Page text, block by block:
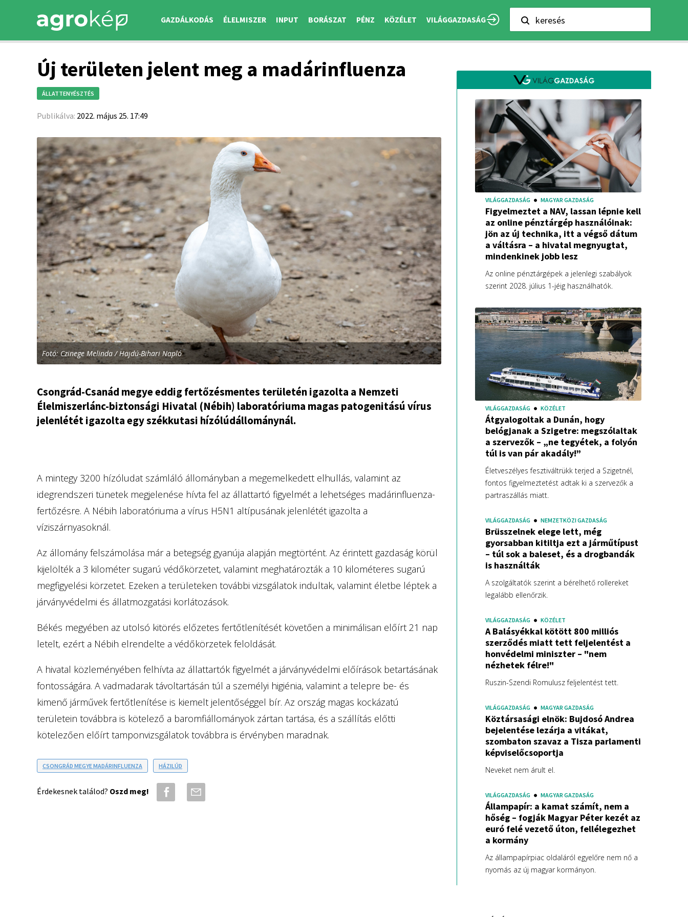
GAZDÁLKODÁS ÉLELMISZER INPUT BORÁSZAT PÉNZ KÖZÉLET VILÁGGAZDASÁG keresés
Új területen jelent meg a madárinfluenza
ÁLLATTENYÉSZTÉS
Publikálva: 2022. május 25. 17:49
Fotó: Czinege Melinda / Hajdú-Bihari Napló
Csongrád-Csanád megye eddig fertőzésmentes területén igazolta a Nemzeti
Élelmiszerlánc-biztonsági Hivatal (Nébih) laboratóriuma magas patogenitású vírus
jelenlétét igazolta egy székkutasi hízólúdállománynál.
A mintegy 3200 hízóludat számláló állományban a megemelkedett elhullás, valamint az
idegrendszeri tünetek megjelenése hívta fel az állattartó figyelmét a lehetséges madárinfluenza-
fertőzésre. A Nébih laboratóriuma a vírus H5N1 altípusának jelenlétét igazolta a
víziszárnyasoknál.
Az állomány felszámolása már a betegség gyanúja alapján megtörtént. Az érintett gazdaság körül
kijelölték a 3 kilométer sugarú védőkörzetet, valamint meghatározták a 10 kilométeres sugarú
megfigyelési körzetet. Ezeken a területeken további vizsgálatok indultak, valamint életbe léptek a
járványvédelmi és állatmozgatási korlátozások.
Békés megyében az utolsó kitörés előzetes fertőtlenítését követően a minimálisan előírt 21 nap
letelt, ezért a Nébih elrendelte a védőkörzetek feloldását.
A hivatal közleményében felhívta az állattartók figyelmét a járványvédelmi előírások betartásának
fontosságára. A vadmadarak távoltartásán túl a személyi higiénia, valamint a telepre be- és
kimenő járművek fertőtlenítése is kiemelt jelentőséggel bír. Az ország magas kockázatú
területein továbbra is kötelező a baromfiállományok zártan tartása, és a szállítás előtti
kötelezően előírt tamponvizsgálatok továbbra is érvényben maradnak.
CSONGRÁD MEGYE MADÁRINFLUENZA HÁZILÚD
Érdekesnek találod? Oszd meg!
VILÁGGAZDASÁG MAGYAR GAZDASÁG
Figyelmeztet a NAV, lassan lépnie kell
az online pénztárgép használóinak:
jön az új technika, itt a végső dátum
a váltásra – a hivatal megnyugtat,
mindenkinek jobb lesz
Az online pénztárgépek a jelenlegi szabályok
szerint 2028. július 1-jéig használhatók.
VILÁGGAZDASÁG KÖZÉLET
Átgyalogoltak a Dunán, hogy
belógjanak a Szigetre: megszólaltak
a szervezők – „ne tegyétek, a folyón
túl is van pár akadály!”
Életveszélyes fesztiváltrükk terjed a Szigetnél,
fontos figyelmeztetést adtak ki a szervezők a
partraszállás miatt.
VILÁGGAZDASÁG NEMZETKÖZI GAZDASÁG
Brüsszelnek elege lett, még
gyorsabban kitiltja ezt a járműtípust
– túl sok a baleset, és a drogbandák
is használták
A szolgáltatók szerint a bérelhető rollereket
legalább ellenőrzik.
VILÁGGAZDASÁG KÖZÉLET
A Balásyékkal kötött 800 milliós
szerződés miatt tett feljelentést a
honvédelmi miniszter – "nem
nézhetek félre!"
Ruszin-Szendi Romulusz feljelentést tett.
VILÁGGAZDASÁG MAGYAR GAZDASÁG
Köztársasági elnök: Bujdosó Andrea
bejelentése lezárja a vitákat,
szombaton szavaz a Tisza parlamenti
képviselőcsoportja
Neveket nem árult el.
VILÁGGAZDASÁG MAGYAR GAZDASÁG
Állampapír: a kamat számít, nem a
hőség – fogják Magyar Péter kezét az
euró felé vezető úton, fellélegezhet
a kormány
Az állampapírpiac oldaláról egyelőre nem nő a
nyomás az új magyar kormányon.